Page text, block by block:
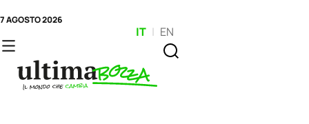
7 AGOSTO 2026
IT | EN